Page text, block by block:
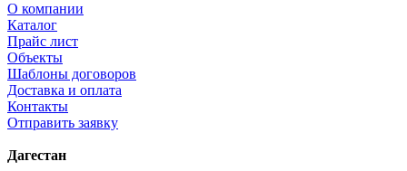
О компании
Каталог
Прайс лист
Объекты
Шаблоны договоров
Доставка и оплата
Контакты
Отправить заявку
Дагестан